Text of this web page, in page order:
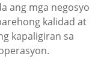
ang mga negosyo
kalidad at
kapaligiran sa